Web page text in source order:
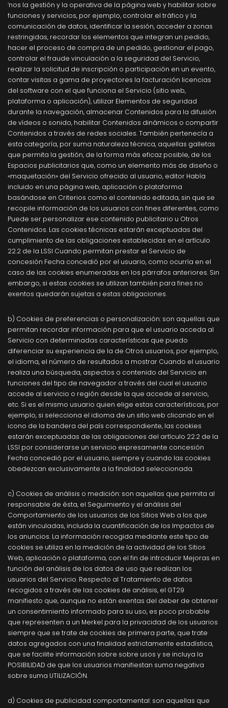
‘nos la gestión y la operativa de la página web y habilitar sobre
funciones y servicios, por ejemplo, controlar el tráfico y la
comunicación de datos, identificar la sesión, acceder a zonas
restringidas, recordar los elementos que integran un pedido,
hacer el proceso de compra de un pedido, gestionar el pago,
controlar el fraude vinculación a la seguridad del Servicio,
realizar la solicitud de inscripción o participación en un evento,
contar visitas a gama de proyectores la facturación licencias
del software con el que funciona el Servicio (sitio web,
plataforma o aplicación), utilizar Elementos de seguridad
durante la navegación, almacenar Contenidos para la difusión
de vídeos o sonido, habilitar Contenidos dinámicos o compartir
Contenidos a través de redes sociales. También pertenecía a
esta categoría, por suma naturaleza técnica, aquellas galletas
que permita la gestión, de la forma más eficaz posible, de los
Espacios publicitarios que, como un elemento más de diseño o
«maquetación» del Servicio ofrecido al usuario, editor Había
incluido en una página web, aplicación o plataforma
basándose en Criterios como el contenido editada, sin que se
recopile información de los usuarios con fines diferentes, como
Puede ser personalizar ese contenido publicitario u Otros
Contenidos. Las cookies técnicas estarán exceptuadas del
cumplimiento de las obligaciones establecidas en el artículo
22.2 de la LSSI Cuando permitan prestar el Servicio de
concesión Fecha concedió por el usuario, como ocurría en el
caso de las cookies enumeradas en los párrafos anteriores. Sin
embargo, si estas cookies se utilizan también para fines no
exentos quedarán sujetas a estas obligaciones.
b) Cookies de preferencias o personalización: son aquellas que
permitan recordar información para que el usuario acceda al
Servicio con determinadas características que puedo
diferenciar su experiencia de la de Otros usuarios, por ejemplo,
el idioma, el número de resultados a mostrar Cuando el usuario
realiza una búsqueda, aspectos o contenido del Servicio en
funciones del tipo de navegador a través del cual el usuario
accede al servicio o región desde la que accede al servicio,
etc. Si es el mismo usuario quien elige estas características, por
ejemplo, si selecciona el idioma de un sitio web clicando en el
icono de la bandera del país correspondiente, las cookies
estarán exceptuadas de las obligaciones del artículo 22.2 de la
LSSI por considerarse un servicio expresamente concesión
Fecha concedió por el usuario, siempre y cuando las cookies
obedezcan exclusivamente a la finalidad seleccionada.
c) Cookies de análisis o medición: son aquellas que permita al
responsable de ésta, el Seguimiento y el análisis del
Comportamiento de los usuarios de los Sitios Web a los que
están vinculadas, incluida la cuantificación de los Impactos de
los anuncios. La información recogida mediante este tipo de
cookies se utiliza en la medición de la actividad de los Sitios
Web, aplicación o plataforma, con el fin de introducir Mejoras en
función del análisis de los datos de uso que realizan los
usuarios del Servicio. Respecto al Tratamiento de datos
recogidos a través de las cookies de análisis, el GT29
manifiesto que, aunque no están exentas del deber de obtener
un consentimiento informado para su uso, es poco probable
que representen a un Merkel para la privacidad de los usuarios
siempre que se trate de cookies de primera parte, que trate
datos agregados con una finalidad estrictamente estadística,
que se facilite información sobre sobre usos y se incluya la
POSIBILIDAD de que los usuarios manifiestan suma negativa
sobre suma UTILIZACIÓN.
d) Cookies de publicidad comportamental: son aquellas que